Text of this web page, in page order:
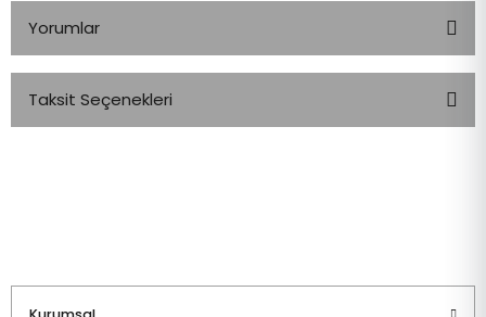
Yorumlar
Taksit Seçenekleri